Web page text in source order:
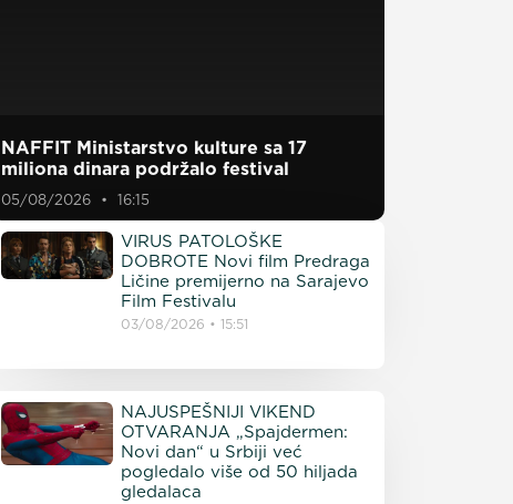
NAFFIT Ministarstvo kulture sa 17
miliona dinara podržalo festival
05/08/2026 16:15
VIRUS PATOLOŠKE
DOBROTE Novi film Predraga
Ličine premijerno na Sarajevo
Film Festivalu
03/08/2026 15:51
NAJUSPEŠNIJI VIKEND
OTVARANJA „Spajdermen:
Novi dan“ u Srbiji već
pogledalo više od 50 hiljada
gledalaca